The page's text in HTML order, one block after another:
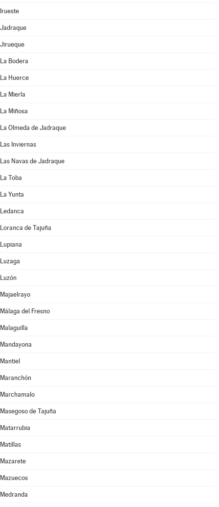
Irueste
Jadraque
Jirueque
La Bodera
La Huerce
La Mierla
La Miñosa
La Olmeda de Jadraque
Las Inviernas
Las Navas de Jadraque
La Toba
La Yunta
Ledanca
Loranca de Tajuña
Lupiana
Luzaga
Luzón
Majaelrayo
Málaga del Fresno
Malaguilla
Mandayona
Mantiel
Maranchón
Marchamalo
Masegoso de Tajuña
Matarrubia
Matillas
Mazarete
Mazuecos
Medranda